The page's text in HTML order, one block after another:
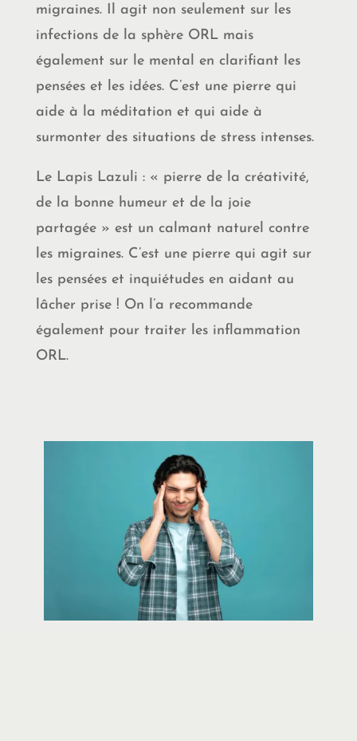
migraines. Il agit non seulement sur les
infections de la sphère ORL mais
également sur le mental en clarifiant les
pensées et les idées. C’est une pierre qui
aide à la méditation et qui aide à
surmonter des situations de stress intenses.
Le Lapis Lazuli : « pierre de la créativité,
de la bonne humeur et de la joie
partagée » est un calmant naturel contre
les migraines. C’est une pierre qui agit sur
les pensées et inquiétudes en aidant au
lâcher prise ! On l’a recommande
également pour traiter les inflammation
ORL.